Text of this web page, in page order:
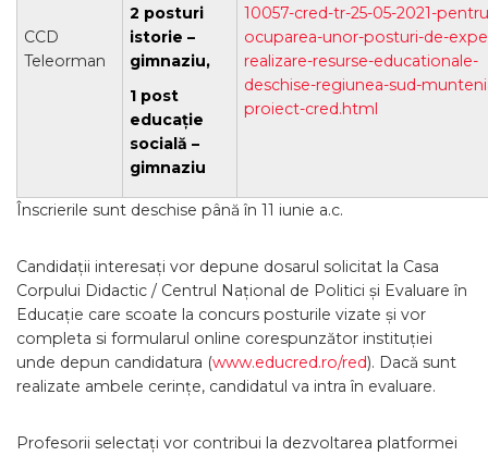
CCD
Teleorman
2 posturi
istorie –
gimnaziu,
1 post
educație
socială –
gimnaziu
10057-cred-tr-25-05-2021-
ocuparea-unor-posturi-de-
realizare-resurse-educationale-
deschise-regiunea-sud-
proiect-cred.html
Înscrierile sunt deschise până în 11 iunie a.c.
Candidații interesați vor depune dosarul solicitat la Casa
Corpului Didactic / Centrul Național de Politici și Evaluare în
Educație care scoate la concurs posturile vizate și vor
completa si formularul online corespunzător instituției
unde depun candidatura (www.educred.ro/red). Dacă sunt
realizate ambele cerințe, candidatul va intra în evaluare.
Profesorii selectați vor contribui la dezvoltarea platformei